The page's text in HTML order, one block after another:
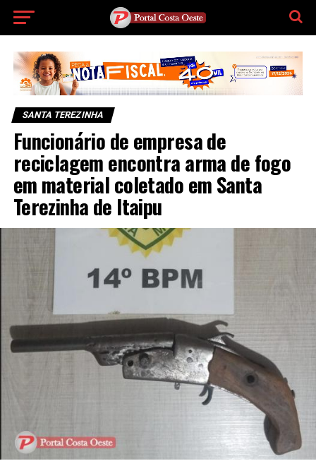
SANTA TEREZINHA
Funcionário de empresa de
reciclagem encontra arma de fogo
em material coletado em Santa
Terezinha de Itaipu